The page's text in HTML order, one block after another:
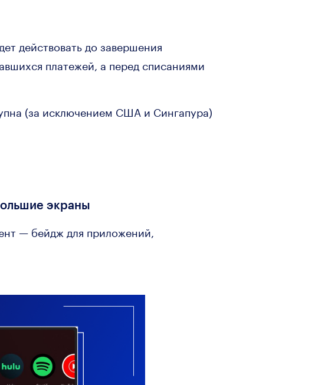
действовать до завершения
платежей, а перед списаниями
(за исключением США и Сингапура)
экраны
— бейдж для приложений,